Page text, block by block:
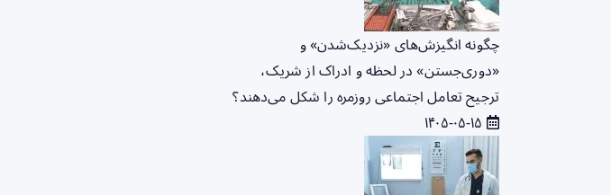
چگونه انگیزش‌های «نزدیک‌شدن» و
«دوری‌جستن» در لحظه و ادراک از شریک،
ترجیح تعامل اجتماعی روزمره را شکل می‌دهند؟